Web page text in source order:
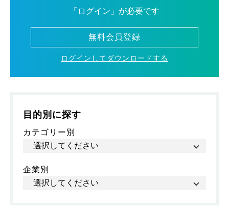
「ログイン」が必要です
無料会員登録
ログインしてダウンロードする
目的別に探す
カテゴリー別
企業別